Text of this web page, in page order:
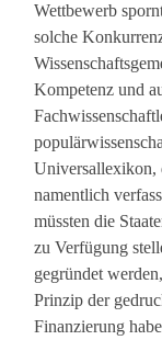
Wettbewerb
solche
Kompetenz und
Universallexikon,
namentlich
müssten die
zu Verfügung
gegründet
Prinzip der
Finanzierung